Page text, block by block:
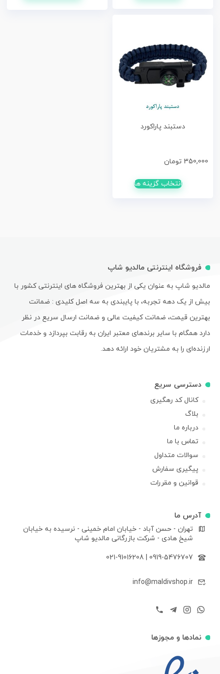
دستبند پاراکورد
350,000 تومان
انتخاب گزینه ها
فروشگاه اینترنتی مالدیو شاپ
مالدیو شاپ به عنوان یکی از بهترین فروشگاه های اینترنتی کشور با
بیش از یک دهه تجربه، با پایبندی به سه اصل کلیدی : ضمانت
بهترین قیمت، ضمانت کیفیت عالی و ضمانت ارسال سریع در نظر
دارد همگام با سایر برندهای معتبر ایران به رقابت بپردازد و خدمات
ارزنده‌ای را به مشتریان خود ارائه دهد.
دسترسی سریع
کانال کد رهگیری
بلاگ
درباره ما
تماس با ما
سوالات متداول
پیگیری سفارش
قوانین و مقررات
آدرس ما
تهران - حسن آباد - خیابان امام خمینی - نرسیده به خیابان
شیخ هادی - شرکت بازرگانی مالدیو شاپ
0919-5476707
|
021-91016208
info@maldivshop.ir
نمادها و مجوزها